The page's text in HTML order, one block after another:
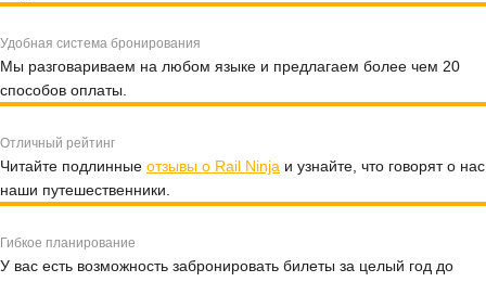
Удобная система бронирования
Мы разговариваем на любом языке и предлагаем более чем 20
способов оплаты.
Отличный рейтинг
Читайте подлинные отзывы о Rail Ninja и узнайте, что говорят о нас
наши путешественники.
Гибкое планирование
У вас есть возможность забронировать билеты за целый год до